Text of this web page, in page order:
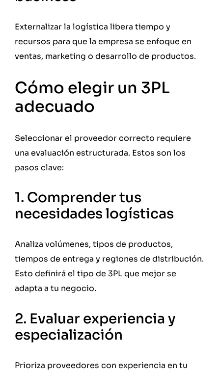
Externalizar la logística libera tiempo y
recursos para que la empresa se enfoque en
ventas, marketing o desarrollo de productos.
Cómo elegir un 3PL
adecuado
Seleccionar el proveedor correcto requiere
una evaluación estructurada. Estos son los
pasos clave:
1. Comprender tus
necesidades logísticas
Analiza volúmenes, tipos de productos,
tiempos de entrega y regiones de distribución.
Esto definirá el tipo de 3PL que mejor se
adapta a tu negocio.
2. Evaluar experiencia y
especialización
Prioriza proveedores con experiencia en tu